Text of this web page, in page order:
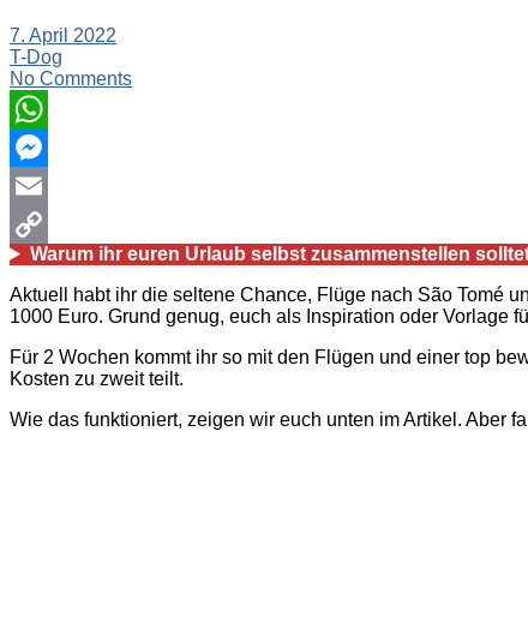
7. April 2022
T-Dog
No Comments
WhatsApp
Messenger
Email
Copy
Link
Warum ihr euren Urlaub selbst zusammenstellen
Aktuell habt ihr die seltene Chance, Flüge nach São Tomé
1000 Euro. Grund genug, euch als Inspiration oder Vorlage
Für 2 Wochen kommt ihr so mit den Flügen und einer top
Kosten zu zweit teilt.
Wie das funktioniert, zeigen wir euch unten im Artikel. Aber